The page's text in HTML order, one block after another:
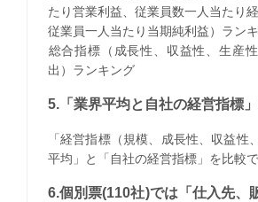
たり営業利益、従業員数一人当たり経
従業員一人当たり当期純利益）ラン
総合指標（成長性、収益性、生産
出）ランキング
5.「業界平均と自社の経営指標
「経営指標（規模、成長性、収益性
平均」と「自社の経営指標」を比較
6.個別票(110社)では「仕入先、